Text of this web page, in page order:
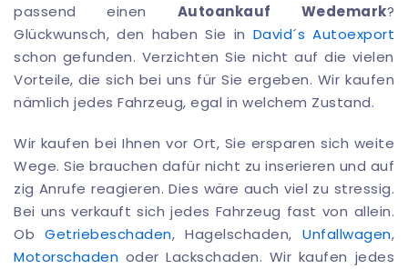
passend einen Autoankauf Wedemark?
Glückwunsch, den haben Sie in David´s Autoexport
schon gefunden. Verzichten Sie nicht auf die vielen
Vorteile, die sich bei uns für Sie ergeben. Wir kaufen
nämlich jedes Fahrzeug, egal in welchem Zustand.
Wir kaufen bei Ihnen vor Ort, Sie ersparen sich weite
Wege. Sie brauchen dafür nicht zu inserieren und auf
zig Anrufe reagieren. Dies wäre auch viel zu stressig.
Bei uns verkauft sich jedes Fahrzeug fast von allein.
ObGetriebeschaden, Hagelschaden,Unfallwagen,
Motorschaden oder Lackschaden. Wir kaufen jedes